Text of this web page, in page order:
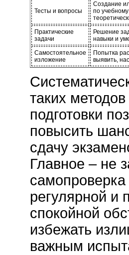
Тесты и вопросы
Создание
по
Практические
задачи
Решение
навыки и
Самостоятельное
изложение
Попытка
выявить,
таких
подготовки
повысить
сдачу
Главное – не
регулярной и
спокойной
избежать
важным